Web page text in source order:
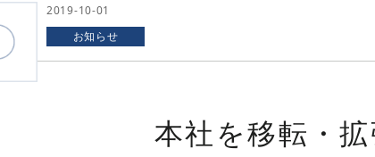
2019-10-01
お知らせ
本社を移転・